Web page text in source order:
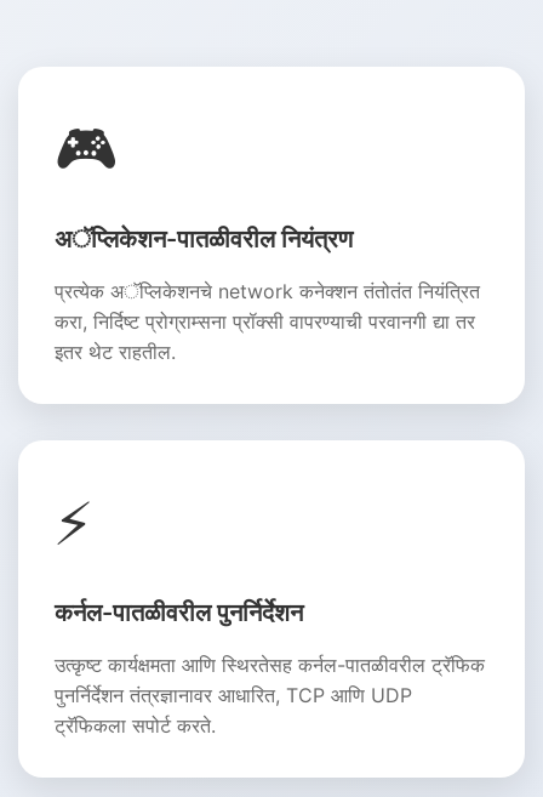
🎮
अॅप्लिकेशन-पातळीवरील नियंत्रण
प्रत्येक अॅप्लिकेशनचे network कनेक्शन तंतोतंत नियंत्रित
करा, निर्दिष्ट प्रोग्राम्सना प्रॉक्सी वापरण्याची परवानगी द्या तर
इतर थेट राहतील.
⚡
कर्नल-पातळीवरील पुनर्निर्देशन
उत्कृष्ट कार्यक्षमता आणि स्थिरतेसह कर्नल-पातळीवरील ट्रॅफिक
पुनर्निर्देशन तंत्रज्ञानावर आधारित, TCP आणि UDP
ट्रॅफिकला सपोर्ट करते.